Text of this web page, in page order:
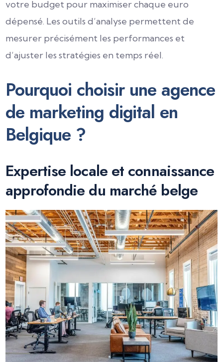
votre budget pour maximiser chaque euro
dépensé. Les outils d’analyse permettent de
mesurer précisément les performances et
d’ajuster les stratégies en temps réel.
Pourquoi choisir une agence
de marketing digital en
Belgique ?
Expertise locale et connaissance
approfondie du marché belge